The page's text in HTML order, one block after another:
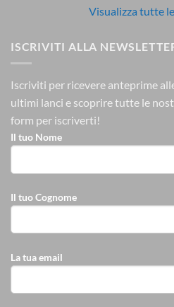
Visualizza tutte
ISCRIVITI ALLA
Iscriviti per ricevere anteprime
ultimi lanci e scoprire tutte le
form per iscriverti!
Il tuo Nome
Il tuo Cognome
La tua email